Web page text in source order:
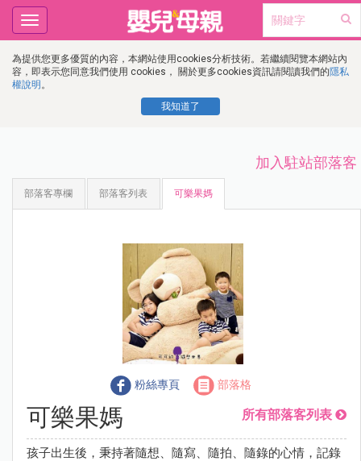
為提供您更多優質的內容，本網站使用cookies分析技術。若繼續閱覽本網站內
容，即表示您同意我們使用 cookies， 關於更多cookies資訊請閱讀我們的隱私
權說明 。
我知道了
Toggle
navigation
加入駐站部落客
部落客專欄 部落客列表 可樂果媽
粉絲專頁 部落格
可樂果媽 所有部落客列表
孩子出生後，秉持著隨想、隨寫、隨拍、隨錄的心情，記錄